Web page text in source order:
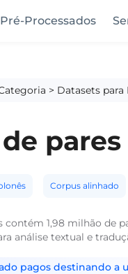
Processados
> Datasets para
Corpus alinhado
1,98 milhão de
análise textual e
pagos destinando a